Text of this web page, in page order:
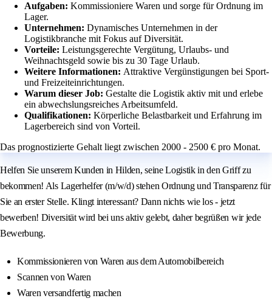
Aufgaben: Kommissioniere Waren und sorge für Ordnung im
Lager.
Unternehmen: Dynamisches Unternehmen in der
Logistikbranche mit Fokus auf Diversität.
Vorteile: Leistungsgerechte Vergütung, Urlaubs- und
Weihnachtsgeld sowie bis zu 30 Tage Urlaub.
Weitere Informationen: Attraktive Vergünstigungen bei Sport-
und Freizeiteinrichtungen.
Warum dieser Job: Gestalte die Logistik aktiv mit und erlebe
ein abwechslungsreiches Arbeitsumfeld.
Qualifikationen: Körperliche Belastbarkeit und Erfahrung im
Lagerbereich sind von Vorteil.
Das prognostizierte Gehalt liegt zwischen 2000 - 2500 € pro Monat.
Helfen Sie unserem Kunden in Hilden, seine Logistik in den Griff zu
bekommen! Als Lagerhelfer (m/w/d) stehen Ordnung und Transparenz für
Sie an erster Stelle. Klingt interessant? Dann nichts wie los - jetzt
bewerben! Diversität wird bei uns aktiv gelebt, daher begrüßen wir jede
Bewerbung.
Kommissionieren von Waren aus dem Automobilbereich
Scannen von Waren
Waren versandfertig machen